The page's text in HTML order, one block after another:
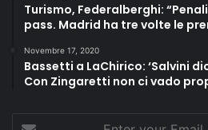
Turismo, Federalberghi:
pass. Madrid ha tre volte le
Novembre 17, 2020
Bassetti a LaChirico: ‘Salvini
Con Zingaretti non ci vado